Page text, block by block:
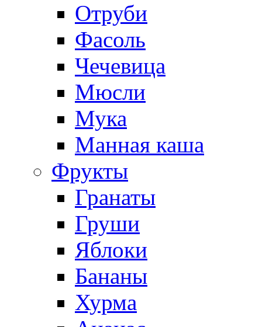
Отруби
Фасоль
Чечевица
Мюсли
Мука
Манная каша
Фрукты
Гранаты
Груши
Яблоки
Бананы
Хурма